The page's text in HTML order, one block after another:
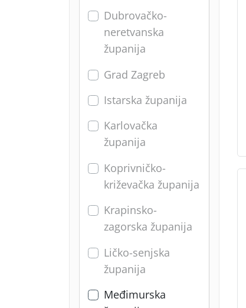
Dubrovačko-
neretvanska
županija
Grad Zagreb
Istarska županija
Karlovačka
županija
Koprivničko-
križevačka županija
Krapinsko-
zagorska županija
Ličko-senjska
županija
Međimurska